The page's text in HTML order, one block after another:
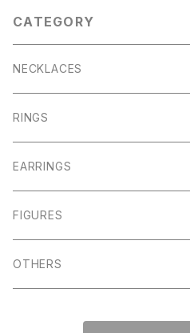
CATEGORY
NECKLACES
RINGS
EARRINGS
FIGURES
OTHERS